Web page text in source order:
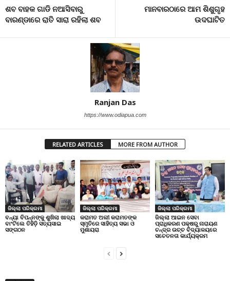
ଶବ ବାହକ ଗାଡି ନଆସିବାରୁ
ବାରଣ୍ଡାରେ ରାତି ସାରା ରହିଲା ଶବ
ମାନବାରଠାରେ ଆମ ଶିଶୁଗୃହ
ଉଦଘାଟିତ
Ranjan Das
https://www.odiapua.com
RELATED ARTICLES MORE FROM AUTHOR
ଜିଲ୍ଲା ପରିକ୍ରମା
ବନ୍ୟା ବିପନ୍ନଙ୍କୁ ଶୁଖିଲା ଖାଦ୍ୟ
ବାଂଟିଲେ ତିହିଡି଼ ସତ୍ୟସାଇ
ସଙ୍ଗଠନ
ଜିଲ୍ଲା ପରିକ୍ରମା
କରାମତ ଅଲୀ କରାମତଙ୍କ
ସ୍ମୃତିରେ ସାହିତ୍ୟ ସଭା ଓ
ମୁଶାୟରା
ଜିଲ୍ଲା ପରିକ୍ରମା
ଜିଲ୍ଲା ଆଇନ ସେବା
ପ୍ରାଧିକରଣ ପକ୍ଷରୁ ନାରାୟଣ
ଚନ୍ଦ୍ର ଉଚ୍ଚ ବିଦ୍ୟାଳୟରେ
ସଚେତନତା କାର୍ଯ୍ୟକ୍ରମ